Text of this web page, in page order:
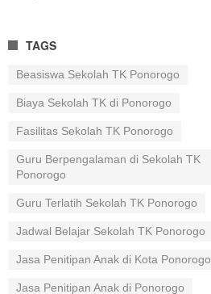
TAGS
Beasiswa Sekolah TK Ponorogo
Biaya Sekolah TK di Ponorogo
Fasilitas Sekolah TK Ponorogo
Guru Berpengalaman di Sekolah TK
Ponorogo
Guru Terlatih Sekolah TK Ponorogo
Jadwal Belajar Sekolah TK Ponorogo
Jasa Penitipan Anak di Kota Ponorogo
Jasa Penitipan Anak di Ponorogo